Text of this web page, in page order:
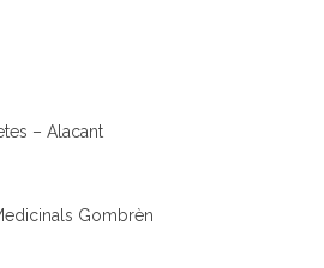
– Alacant
Gombrèn